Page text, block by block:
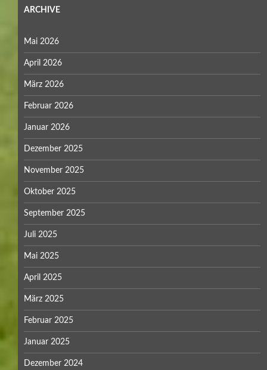
ARCHIVE
Mai 2026
April 2026
März 2026
Februar 2026
Januar 2026
Dezember 2025
November 2025
Oktober 2025
September 2025
Juli 2025
Mai 2025
April 2025
März 2025
Februar 2025
Januar 2025
Dezember 2024